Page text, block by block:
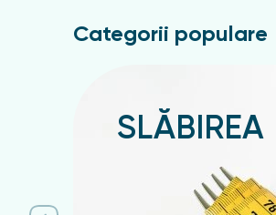
Categorii populare
SLĂBIREA